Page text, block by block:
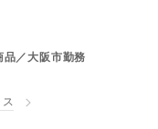
／大阪市勤務